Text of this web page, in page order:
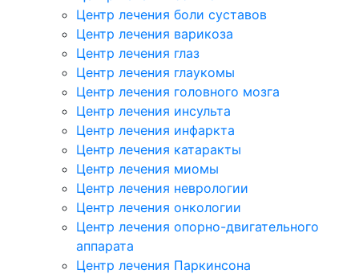
Центр лечения боли суставов
Центр лечения варикоза
Центр лечения глаз
Центр лечения глаукомы
Центр лечения головного мозга
Центр лечения инсульта
Центр лечения инфаркта
Центр лечения катаракты
Центр лечения миомы
Центр лечения неврологии
Центр лечения онкологии
Центр лечения опорно-двигательного
аппарата
Центр лечения Паркинсона